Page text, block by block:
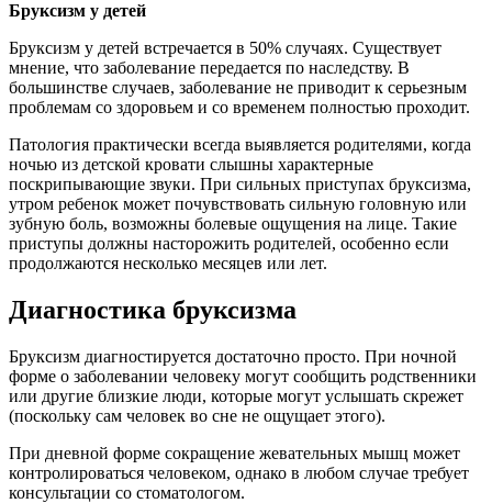
Бруксизм у детей
Бруксизм у детей встречается в 50% случаях. Существует
мнение, что заболевание передается по наследству. В
большинстве случаев, заболевание не приводит к серьезным
проблемам со здоровьем и со временем полностью проходит.
Патология практически всегда выявляется родителями, когда
ночью из детской кровати слышны характерные
поскрипывающие звуки. При сильных приступах бруксизма,
утром ребенок может почувствовать сильную головную или
зубную боль, возможны болевые ощущения на лице. Такие
приступы должны насторожить родителей, особенно если
продолжаются несколько месяцев или лет.
Диагностика бруксизма
Бруксизм диагностируется достаточно просто. При ночной
форме о заболевании человеку могут сообщить родственники
или другие близкие люди, которые могут услышать скрежет
(поскольку сам человек во сне не ощущает этого).
При дневной форме сокращение жевательных мышц может
контролироваться человеком, однако в любом случае требует
консультации со стоматологом.